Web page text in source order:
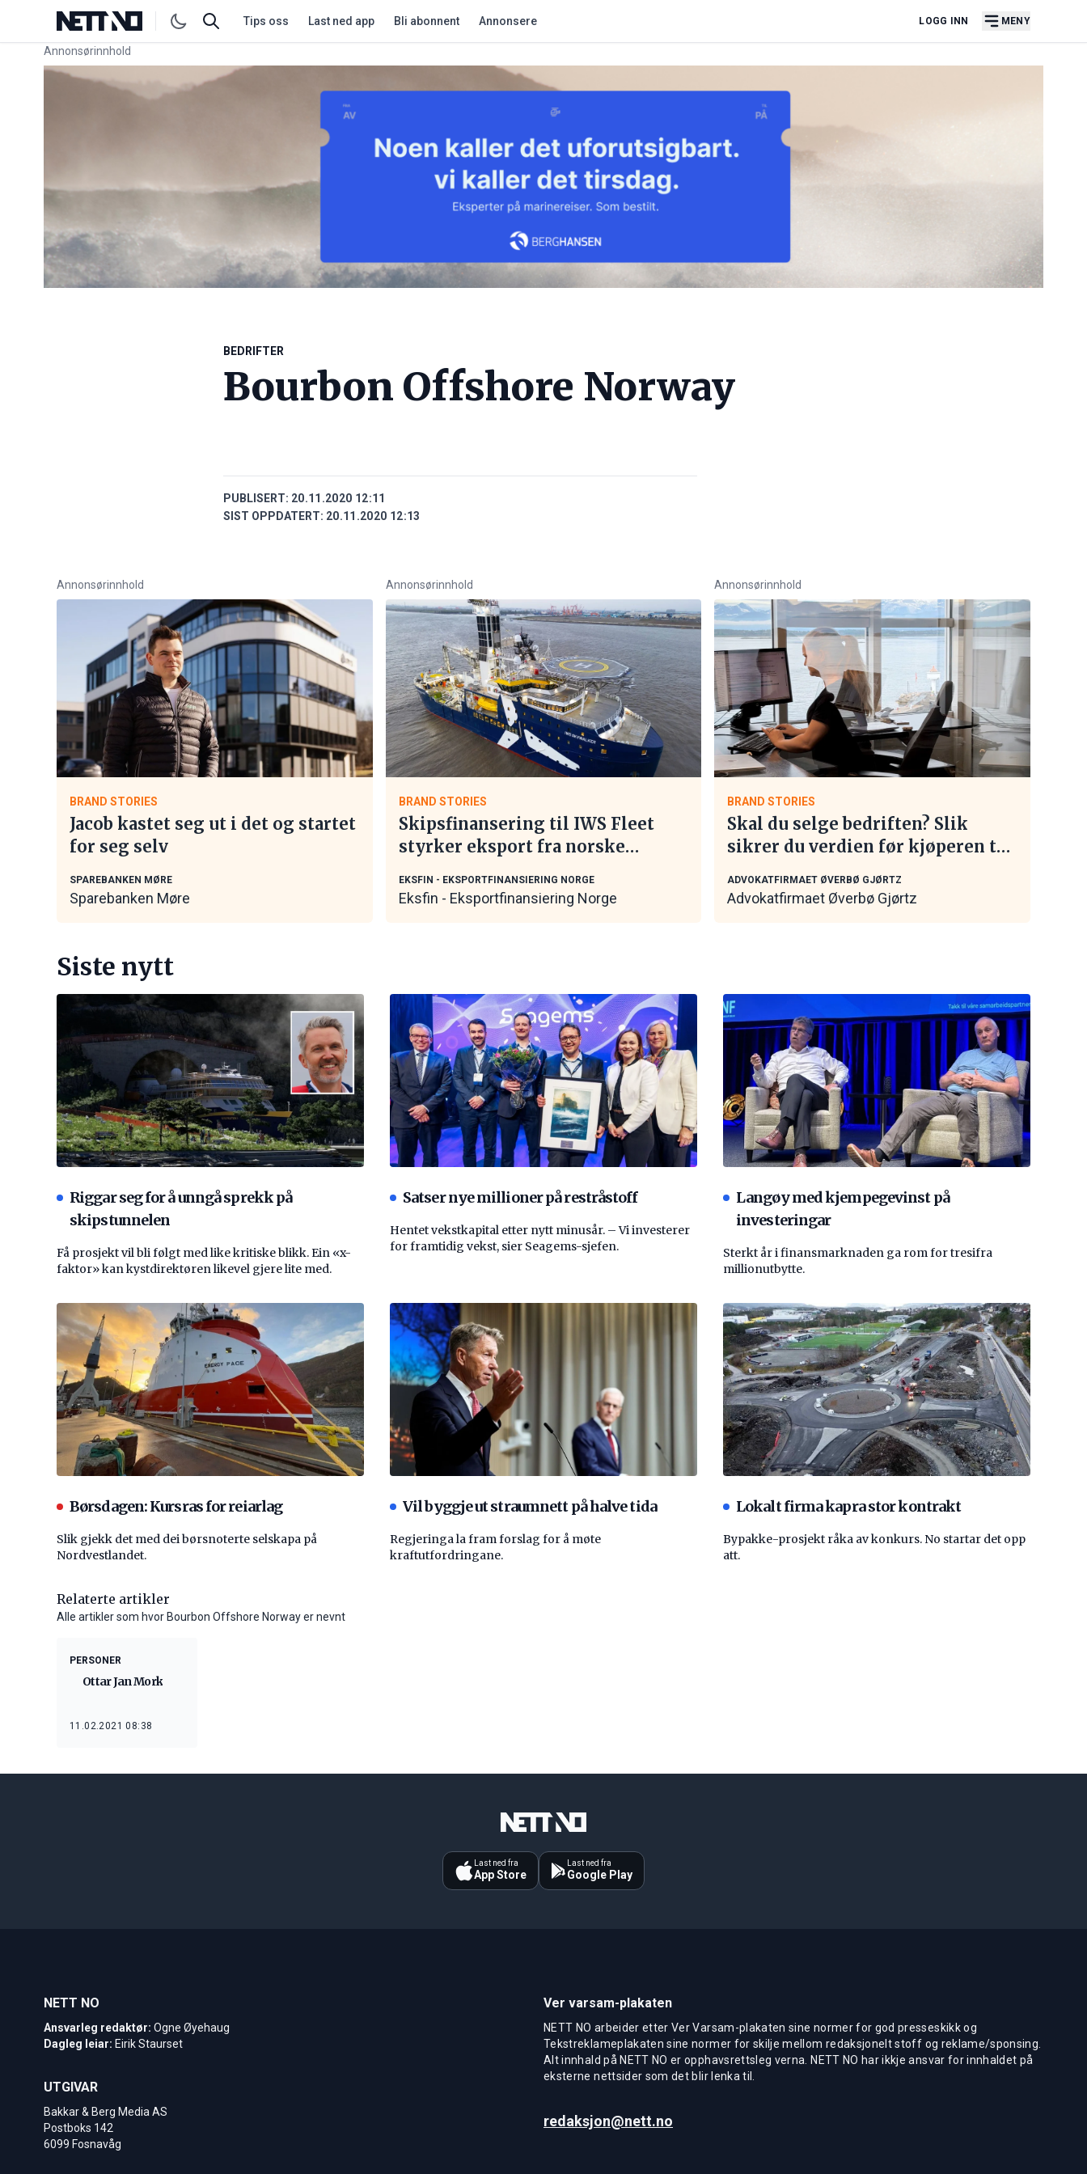
Tips oss Last ned app Bli abonnent Annonsere LOGG INN MENY
Annonsørinnhold
Link for annonse
BEDRIFTER
Bourbon Offshore Norway
PUBLISERT: 20.11.2020 12:11
SIST OPPDATERT: 20.11.2020 12:13
Annonsørinnhold
BRAND STORIES
Jacob kastet seg ut i det og startet
for seg selv
SPAREBANKEN MØRE
Sparebanken Møre
Annonsørinnhold
BRAND STORIES
Skipsfinansering til IWS Fleet
styrker eksport fra norske
EKSFIN - EKSPORTFINANSIERING NORGE
Eksfin - Eksportfinansiering Norge
Annonsørinnhold
BRAND STORIES
Skal du selge bedriften? Slik
sikrer du verdien før kjøperen tar
ADVOKATFIRMAET ØVERBØ GJØRTZ
Advokatfirmaet Øverbø Gjørtz
Siste nytt
Riggar seg for å unngå sprekk på
skipstunnelen
Få prosjekt vil bli følgt med like kritiske blikk. Ein «x-
faktor» kan kystdirektøren likevel gjere lite med.
Satser nye millioner på restråstoff
Hentet vekstkapital etter nytt minusår. – Vi investerer
for framtidig vekst, sier Seagems-sjefen.
Langøy med kjempegevinst på
investeringar
Sterkt år i finansmarknaden ga rom for tresifra
millionutbytte.
Børsdagen: Kursras for reiarlag
Slik gjekk det med dei børsnoterte selskapa på
Nordvestlandet.
Vil byggje ut straumnett på halve tida
Regjeringa la fram forslag for å møte
kraftutfordringane.
Lokalt firma kapra stor kontrakt
Bypakke-prosjekt råka av konkurs. No startar det opp
att.
Relaterte artikler
Alle artikler som hvor Bourbon Offshore Norway er nevnt
PERSONER
Ottar Jan Mork
11.02.2021 08:38
Last ned fra
App Store
Last ned fra
Google Play
NETT NO
Ansvarleg redaktør: Ogne Øyehaug
Dagleg leiar: Eirik Staurset
UTGIVAR
Bakkar & Berg Media AS
Postboks 142
6099 Fosnavåg
Ver varsam-plakaten
NETT NO arbeider etter Ver Varsam-plakaten sine normer for god presseskikk og
Tekstreklameplakaten sine normer for skilje mellom redaksjonelt stoff og reklame/sponsing.
Alt innhald på NETT NO er opphavsrettsleg verna. NETT NO har ikkje ansvar for innhaldet på
eksterne nettsider som det blir lenka til.
redaksjon@nett.no